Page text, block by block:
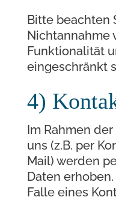
Bitte beachten
Nichtannahme
Funktionalität
eingeschränkt
4)
Im Rahmen
uns (z.B. per
Mail) werden
Daten
Falle eines